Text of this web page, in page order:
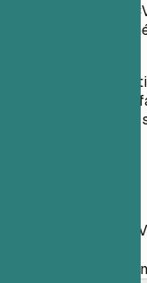
Téléchargez votre
score ATS et des
Sans
Privé par
Moins de 30
Déposez votre
PDF, DOCX, TXT et